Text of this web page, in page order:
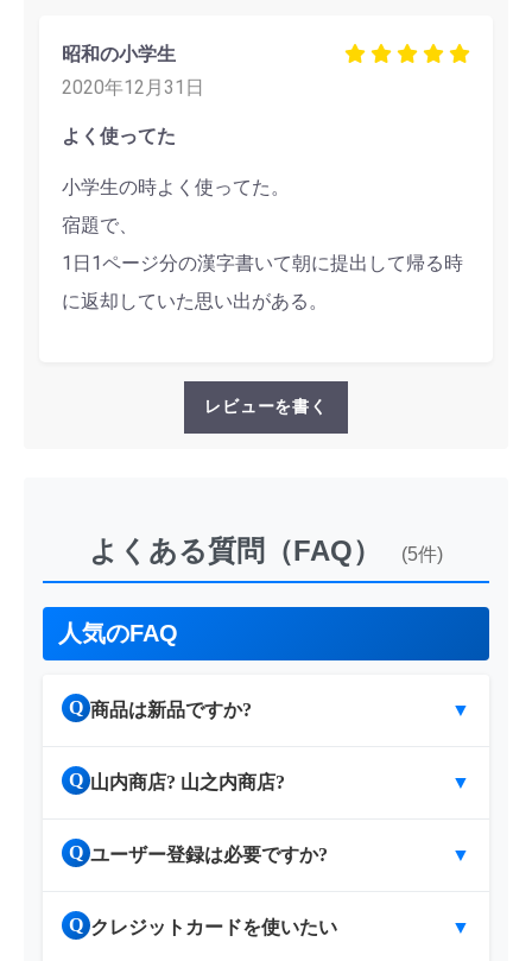
昭和の小学生
2020年12月31日
よく使ってた
小学生の時よく使ってた。
宿題で、
1日1ページ分の漢字書いて朝に提出して帰る時
に返却していた思い出がある。
レビューを書く
よくある質問（FAQ） (5件)
人気のFAQ
Q 商品は新品ですか? ▼
Q 山内商店? 山之内商店? ▼
Q ユーザー登録は必要ですか? ▼
Q クレジットカードを使いたい ▼